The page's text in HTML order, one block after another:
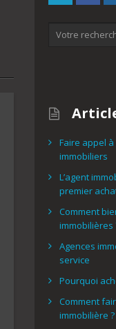
Faire appel
immobiliers
L’agent
premier
Comment
immobilières
Agences
service
Pourquoi
Comment
immobilière ?